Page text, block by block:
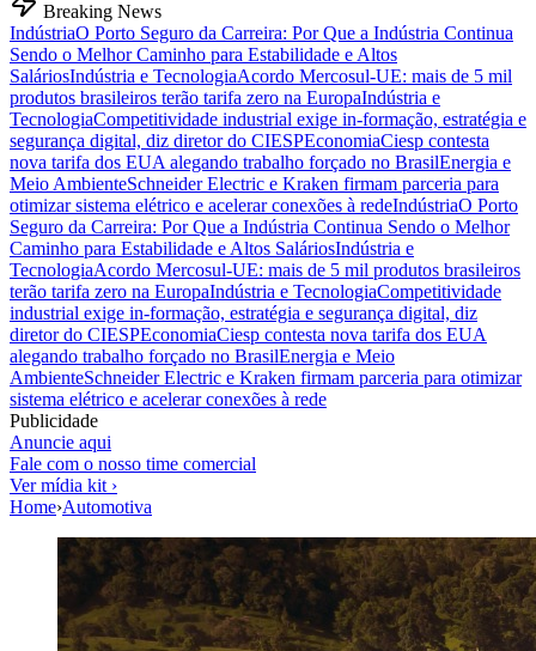
Breaking News
IndústriaO Porto Seguro da Carreira: Por Que a Indústria Continua
Sendo o Melhor Caminho para Estabilidade e Altos
SaláriosIndústria e TecnologiaAcordo Mercosul-UE: mais de 5 mil
produtos brasileiros terão tarifa zero na EuropaIndústria e
TecnologiaCompetitividade industrial exige in-formação, estratégia e
segurança digital, diz diretor do CIESPEconomiaCiesp contesta
nova tarifa dos EUA alegando trabalho forçado no BrasilEnergia e
Meio AmbienteSchneider Electric e Kraken firmam parceria para
otimizar sistema elétrico e acelerar conexões à redeIndústriaO Porto
Seguro da Carreira: Por Que a Indústria Continua Sendo o Melhor
Caminho para Estabilidade e Altos SaláriosIndústria e
TecnologiaAcordo Mercosul-UE: mais de 5 mil produtos brasileiros
terão tarifa zero na EuropaIndústria e TecnologiaCompetitividade
industrial exige in-formação, estratégia e segurança digital, diz
diretor do CIESPEconomiaCiesp contesta nova tarifa dos EUA
alegando trabalho forçado no BrasilEnergia e Meio
AmbienteSchneider Electric e Kraken firmam parceria para otimizar
sistema elétrico e acelerar conexões à rede
Publicidade
Anuncie aqui
Fale com o nosso time comercial
Ver mídia kit ›
Home›Automotiva